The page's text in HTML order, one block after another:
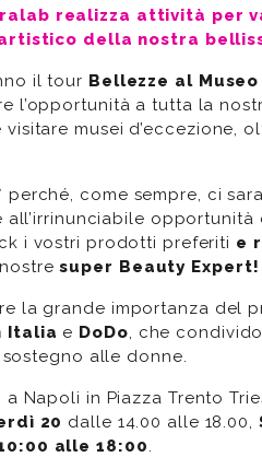
realizza attività per
della nostra
il tour Bellezze al
l’opportunità a tutta la
musei d’eccezione,
perché, come sempre, ci
opportunità
i vostri prodotti preferiti e
super Beauty Expert!
la grande importanza del
Italia e DoDo, che
sostegno alle donne.
Napoli in Piazza Trento
20 dalle 14.00 alle 18.00,
alle 18:00.